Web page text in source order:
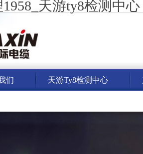
天游ty8检测中心
们 天游ty8检测中心